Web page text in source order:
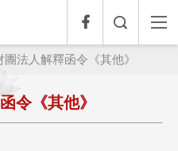
團法人解釋函令《其他》
令《其他》